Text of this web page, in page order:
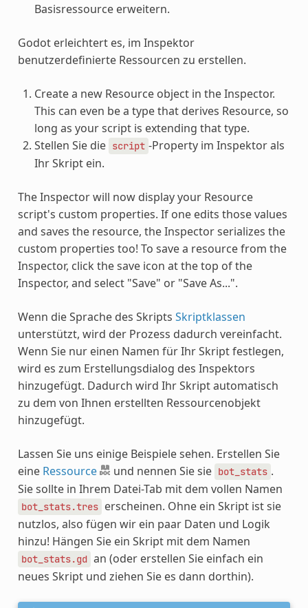
Basisressource erweitern.
Godot erleichtert es, im Inspektor
benutzerdefinierte Ressourcen zu erstellen.
Create a new Resource object in the Inspector.
This can even be a type that derives Resource, so
long as your script is extending that type.
Stellen Sie die script -Property im Inspektor als
Ihr Skript ein.
The Inspector will now display your Resource
script's custom properties. If one edits those values
and saves the resource, the Inspector serializes the
custom properties too! To save a resource from the
Inspector, click the save icon at the top of the
Inspector, and select "Save" or "Save As...".
Wenn die Sprache des Skripts Skriptklassen
unterstützt, wird der Prozess dadurch vereinfacht.
Wenn Sie nur einen Namen für Ihr Skript festlegen,
wird es zum Erstellungsdialog des Inspektors
hinzugefügt. Dadurch wird Ihr Skript automatisch
zu dem von Ihnen erstellten Ressourcenobjekt
hinzugefügt.
Lassen Sie uns einige Beispiele sehen. Erstellen Sie
eine Ressource und nennen Sie sie bot_stats .
Sie sollte in Ihrem Datei-Tab mit dem vollen Namen
bot_stats.tres erscheinen. Ohne ein Skript ist sie
nutzlos, also fügen wir ein paar Daten und Logik
hinzu! Hängen Sie ein Skript mit dem Namen
bot_stats.gd an (oder erstellen Sie einfach ein
neues Skript und ziehen Sie es dann dorthin).